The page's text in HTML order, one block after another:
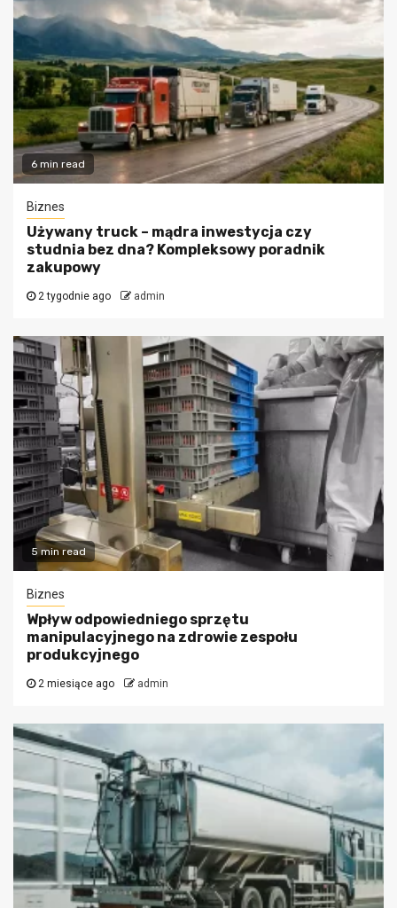
6 min read
Biznes
Używany truck – mądra inwestycja czy
studnia bez dna? Kompleksowy poradnik
zakupowy
2 tygodnie ago admin
5 min read
Biznes
Wpływ odpowiedniego sprzętu
manipulacyjnego na zdrowie zespołu
produkcyjnego
2 miesiące ago admin